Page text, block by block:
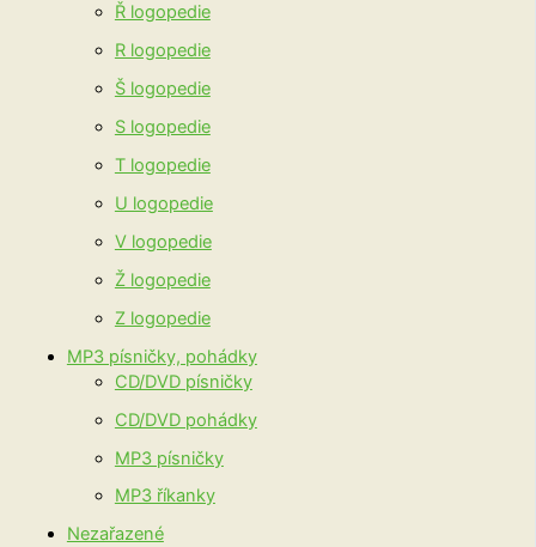
Ř logopedie
R logopedie
Š logopedie
S logopedie
T logopedie
U logopedie
V logopedie
Ž logopedie
Z logopedie
MP3 písničky, pohádky
CD/DVD písničky
CD/DVD pohádky
MP3 písničky
MP3 říkanky
Nezařazené